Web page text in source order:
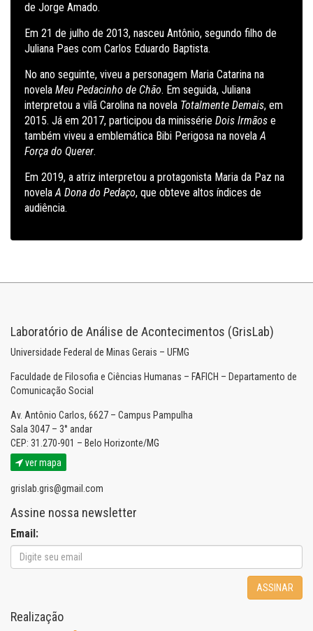
de Jorge Amado.
Em 21 de julho de 2013, nasceu Antônio, segundo filho de
Juliana Paes com Carlos Eduardo Baptista.
No ano seguinte, viveu a personagem Maria Catarina na
novela Meu Pedacinho de Chão. Em seguida, Juliana
interpretou a vilã Carolina na novela Totalmente Demais, em
2015. Já em 2017, participou da minissérie Dois Irmãos e
também viveu a emblemática Bibi Perigosa na novelaA
Força do Querer.
Em 2019, a atriz interpretou a protagonista Maria da Paz na
novelaA Dona do Pedaço, que obteve altos índices de
audiência.
Laboratório de Análise de Acontecimentos (GrisLab)
Universidade Federal de Minas Gerais – UFMG
Faculdade de Filosofia e Ciências Humanas – FAFICH – Departamento de
Comunicação Social
Av. Antônio Carlos, 6627 – Campus Pampulha
Sala 3047 – 3° andar
CEP: 31.270-901 – Belo Horizonte/MG
ver mapa
grislab.gris@gmail.com
Assine nossa newsletter
Email:
ASSINAR
Realização